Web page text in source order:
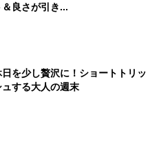
良さが引き...
を少し贅沢に！ショートトリッ
する大人の週末